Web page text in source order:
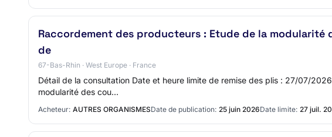
Raccordement des producteurs : Etude de la
de
67-Bas-Rhin · West Europe · France
Détail de la consultation Date et heure limite de remise des plis : 27/07/
modularité des cou…
Acheteur: AUTRES ORGANISMESDate de publication: 25 juin 2026Date limite: 27 juil.